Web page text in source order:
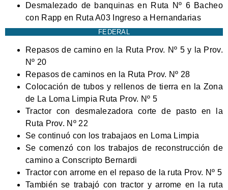
Desmalezado de banquinas en Ruta Nº 6 Bacheo
con Rapp en Ruta A03 Ingreso a Hernandarias
FEDERAL
Repasos de camino en la Ruta Prov. Nº 5 y la Prov.
Nº 20
Repasos de caminos en la Ruta Prov. Nº 28
Colocación de tubos y rellenos de tierra en la Zona
de La Loma Limpia Ruta Prov. Nº 5
Tractor con desmalezadora corte de pasto en la
Ruta Prov. Nº 22
Se continuó con los trabajaos en Loma Limpia
Se comenzó con los trabajos de reconstrucción de
camino a Conscripto Bernardi
Tractor con arrome en el repaso de la ruta Prov. Nº 5
También se trabajó con tractor y arrome en la ruta